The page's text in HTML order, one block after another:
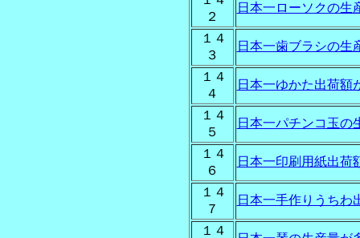
２
日本一ローソクの生
１４
３
日本一歯ブラシの生
１４
４
日本一ゆかた出荷額
１４
５
日本一パチンコ玉の
１４
６
日本一印刷用紙出荷
１４
７
日本一手作りうちわ
１４